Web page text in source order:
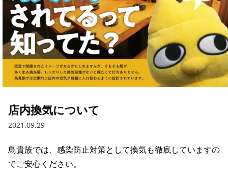
店内換気について
2021.09.29
鳥貴族では、感染防止対策として換気も徹底していますの
でご安心ください。